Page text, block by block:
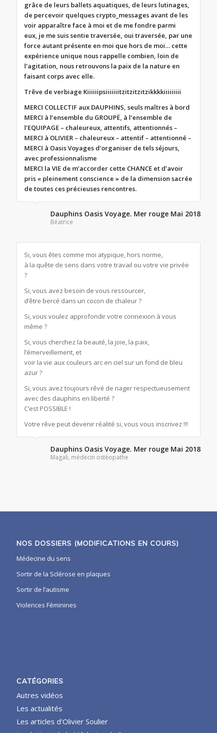
grâce de leurs ballets aquatiques, de leurs lutinages,
de percevoir quelques crypto_messages avant de les
voir apparaître face à moi et de me fondre parmi
eux, je me suis sentie traversée, oui traversée, par une
force autant présente en moi que hors de moi… cette
expérience unique nous rappelle combien, loin de
l’agitation, nous retrouvons la paix de la nature en
faisant corps avec elle.
Trêve de verbiage Kiiiiiipsiiiiiiitzitzitzitzikkkkiiiiiiiii
MERCI COLLECTIF aux DAUPHINS, seuls maîtres à bord
MERCI à l’ensemble du GROUPË, à l’ensemble de
l’EQUIPAGE – chaleureux, attentifs, attentionnés –
MERCI à OLIVIER – chaleureux – attentif – attentionné –
MERCI à Oasis Voyages d’organiser de tels séjours,
avec professionnalisme
MERCI la VIE de m’accorder cette CHANCE et d’avoir
pris « pleinement conscience » de la dimension sacrée
de toutes ces précieuses rencontres.
Dauphins Oasis Voyage. Mer rouge Mai 2018
Béatrice
Si, vous êtes comme moi atypique, hors norme,
à la quête de sens dans votre travail ou votre vie privée
?
Si, vous avez besoin de vous ressourcer,
d’être bercé dans un cocon de chaleur ?
Si, vous voulez approfondir votre connexion à vous
même ?
Si, vous cherchez la beauté, la joie, la paix,
l’émerveillement, et
voir la vie aux couleurs arc en ciel sur un fond de bleu
azur ?
Si, vous avez toujours rêvé de nager respectueusement
avec des dauphins en liberté ?
C’est POSSIBLE !
Votre rêve peut devenir réalité si, vous vous inscrivez !!!
Dauphins Oasis Voyage. Mer rouge Mai 2018
Magali, médecin ostéopathe
NOS DOSSIERS (MODIFICATIONS EN COURS)
Médecine du sens
Sortir de la Sclérose en plaques
Sortir de l’autisme
Violences Féminines
CATÉGORIES
Autres vidéos
Les actualités
Les articles d'Olivier Soulier